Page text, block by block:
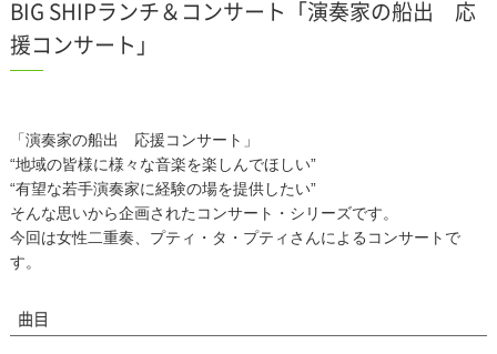
BIG SHIPランチ＆コンサート「演奏家の船出 応
援コンサート」
「演奏家の船出 応援コンサート」
“地域の皆様に様々な音楽を楽しんでほしい”
“有望な若手演奏家に経験の場を提供したい”
そんな思いから企画されたコンサート・シリーズです。
今回は女性二重奏、プティ・タ・プティさんによるコンサートで
す。
曲目